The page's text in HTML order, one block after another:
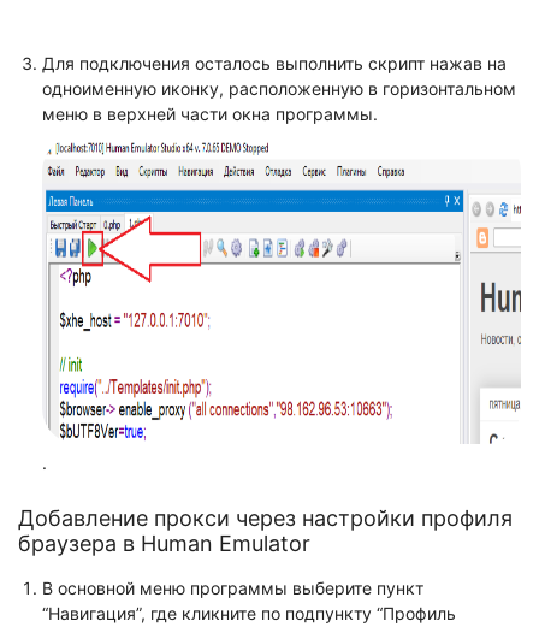
Для подключения осталось выполнить скрипт нажав на
одноименную иконку, расположенную в горизонтальном
меню в верхней части окна программы.
.
Добавление прокси через настройки профиля
браузера в Human Emulator
В основной меню программы выберите пункт
“Навигация”, где кликните по подпункту “Профиль